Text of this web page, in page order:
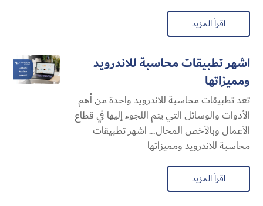
اقرأ المزيد
اشهر تطبيقات محاسبة للاندرويد
ومميزاتها
تعد تطبيقات محاسبة للاندرويد واحدة من أهم
الأدوات والوسائل التي يتم اللجوء إليها في قطاع
الأعمال وبالأخص المحال... اشهر تطبيقات
محاسبة للاندرويد ومميزاتها
اقرأ المزيد